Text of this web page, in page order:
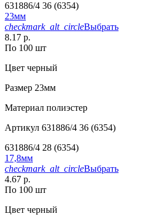
631886/4 36 (6354)
23мм
checkmark_alt_circleВыбрать
8.17 р.
По 100 шт
Цвет черный
Размер 23мм
Материал полиэстер
Артикул 631886/4 36 (6354)
631886/4 28 (6354)
17,8мм
checkmark_alt_circleВыбрать
4.67 р.
По 100 шт
Цвет черный